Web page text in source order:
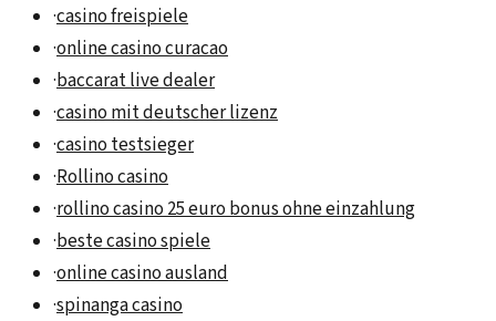
·casino freispiele
·online casino curacao
·baccarat live dealer
·casino mit deutscher lizenz
·casino testsieger
·Rollino casino
·rollino casino 25 euro bonus ohne einzahlung
·beste casino spiele
·online casino ausland
·spinanga casino